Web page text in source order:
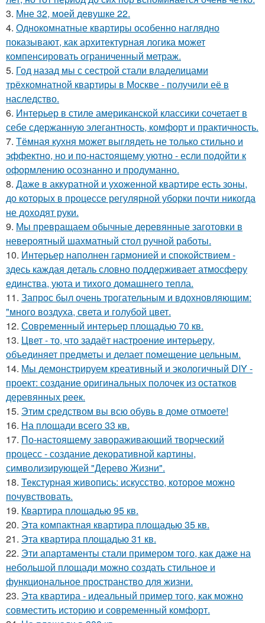
3. Мне 32, моей девушке 22.
4. Однокомнатные квартиры особенно наглядно
показывают, как архитектурная логика может
компенсировать ограниченный метраж.
5. Год назад мы с сестрой стали владелицами
трёхкомнатной квартиры в Москве - получили её в
наследство.
6. Интерьер в стиле американской классики сочетает в
себе сдержанную элегантность, комфорт и практичность.
7. Тёмная кухня может выглядеть не только стильно и
эффектно, но и по-настоящему уютно - если подойти к
оформлению осознанно и продуманно.
8. Даже в аккуратной и ухоженной квартире есть зоны,
до которых в процессе регулярной уборки почти никогда
не доходят руки.
9. Мы превращаем обычные деревянные заготовки в
невероятный шахматный стол ручной работы.
10. Интерьер наполнен гармонией и спокойствием -
здесь каждая деталь словно поддерживает атмосферу
единства, уюта и тихого домашнего тепла.
11. Запрос был очень трогательным и вдохновляющим:
"много воздуха, света и голубой цвет.
12. Современный интерьер площадью 70 кв.
13. Цвет - то, что задаёт настроение интерьеру,
объединяет предметы и делает помещение цельным.
14. Мы демонстрируем креативный и экологичный DIY -
проект: создание оригинальных полочек из остатков
деревянных реек.
15. Этим средством вы всю обувь в доме отмоете!
16. На площади всего 33 кв.
17. По-настоящему завораживающий творческий
процесс - создание декоративной картины,
символизирующей "Дерево Жизни".
18. Текстурная живопись: искусство, которое можно
почувствовать.
19. Квартира площадью 95 кв.
20. Эта компактная квартира площадью 35 кв.
21. Эта квартира площадью 31 кв.
22. Эти апартаменты стали примером того, как даже на
небольшой площади можно создать стильное и
функциональное пространство для жизни.
23. Эта квартира - идеальный пример того, как можно
совместить историю и современный комфорт.